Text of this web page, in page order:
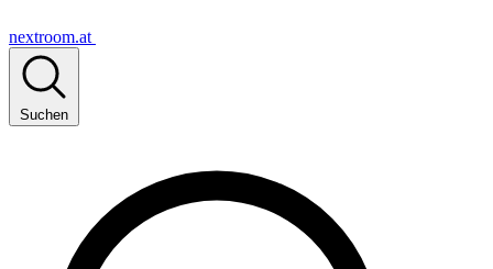
nextroom.at
Suchen